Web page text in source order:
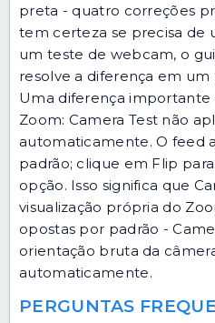
preta - quatro correções
tem certeza se precisa de
um teste de webcam, o
resolve a diferença em um
Uma diferença importante
Zoom: Camera Test não
automaticamente. O feed
padrão; clique em Flip
opção. Isso significa que
visualização própria do
opostas por padrão -
orientação bruta da
automaticamente.
PERGUNTAS